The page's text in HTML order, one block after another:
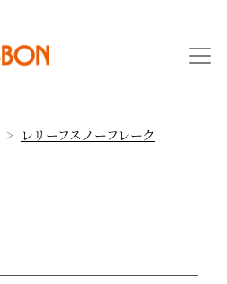
レリーフスノーフレーク